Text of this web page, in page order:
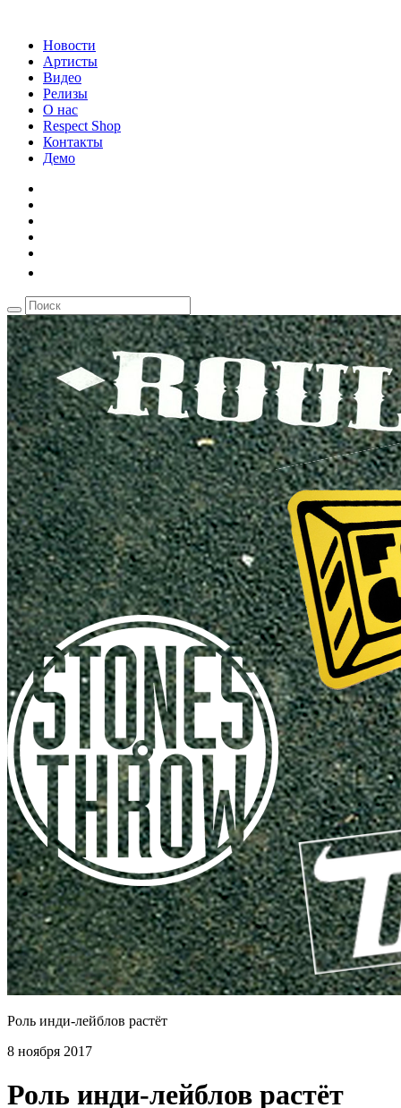
Новости
Артисты
Видео
Релизы
О нас
Respect Shop
Контакты
Демо
Роль инди-лейблов растёт
8 ноября 2017
Роль инди-лейблов растёт